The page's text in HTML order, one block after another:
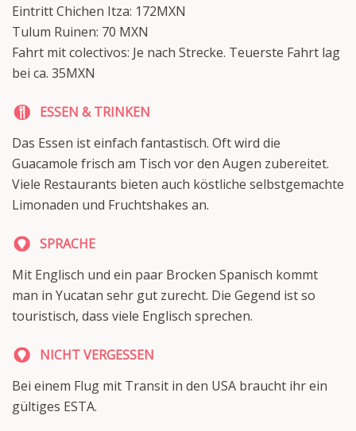
Eintritt Chichen Itza: 172MXN
Tulum Ruinen: 70 MXN
Fahrt mit colectivos: Je nach Strecke. Teuerste Fahrt lag
bei ca. 35MXN
ESSEN & TRINKEN
Das Essen ist einfach fantastisch. Oft wird die
Guacamole frisch am Tisch vor den Augen zubereitet.
Viele Restaurants bieten auch köstliche selbstgemachte
Limonaden und Fruchtshakes an.
SPRACHE
Mit Englisch und ein paar Brocken Spanisch kommt
man in Yucatan sehr gut zurecht. Die Gegend ist so
touristisch, dass viele Englisch sprechen.
NICHT VERGESSEN
Bei einem Flug mit Transit in den USA braucht ihr ein
gültiges ESTA.